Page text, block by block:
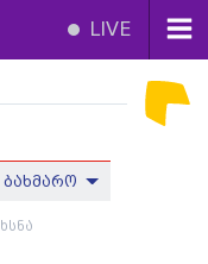
LIVE
ბახმარო